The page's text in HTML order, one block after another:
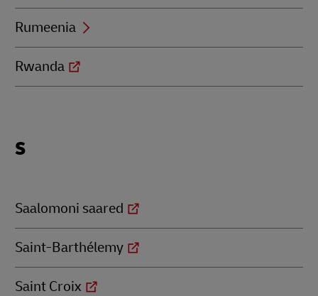
Rumeenia
Rwanda
beginning
S
Saalomoni saared
Saint-Barthélemy
Saint Croix